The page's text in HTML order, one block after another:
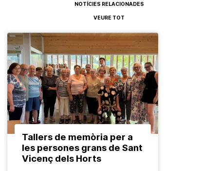
NOTÍCIES RELACIONADES
VEURE TOT
Tallers de memòria per a
les persones grans de Sant
Vicenç dels Horts